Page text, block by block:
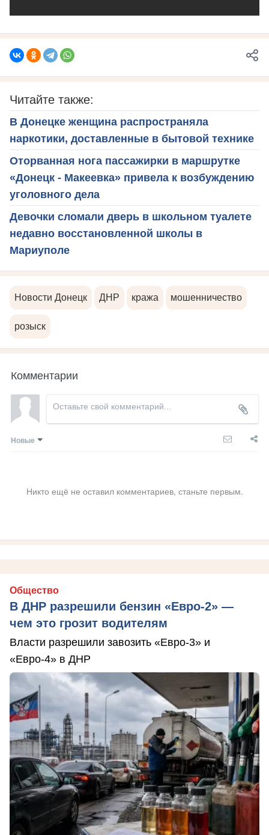
Читайте также:
В Донецке женщина распространяла
наркотики, доставленные в бытовой технике
Оторванная нога пассажирки в маршрутке
«Донецк - Макеевка» привела к возбуждению
уголовного дела
Девочки сломали дверь в школьном туалете
недавно восстановленной школы в
Мариуполе
Новости Донецк ДНР кража мошенничество
розыск
Комментарии
Новые
Никто ещё не оставил комментариев, станьте первым.
Общество
В ДНР разрешили бензин «Евро-2» —
чем это грозит водителям
Власти разрешили завозить «Евро-3» и
«Евро-4» в ДНР